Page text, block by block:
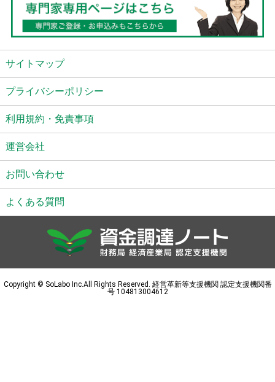
サイトマップ
プライバシーポリシー
利用規約・免責事項
運営会社
お問い合わせ
よくある質問
Copyright © SoLabo Inc.All Rights Reserved. 経営革新等支援機関 認定支援機関番
号 104813004612